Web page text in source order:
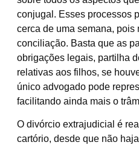
conjugal. Esses processos
cerca de uma semana,
conciliação. Basta que as
obrigações legais, partilha
relativas aos filhos, se
único advogado pode
facilitando ainda mais o
O divórcio extrajudicial é
cartório, desde que não